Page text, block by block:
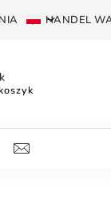
HANDEL
SHOP